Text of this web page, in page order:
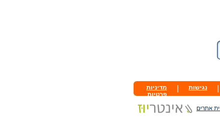
נגישות
מדיניות
פרטיות
אתרים